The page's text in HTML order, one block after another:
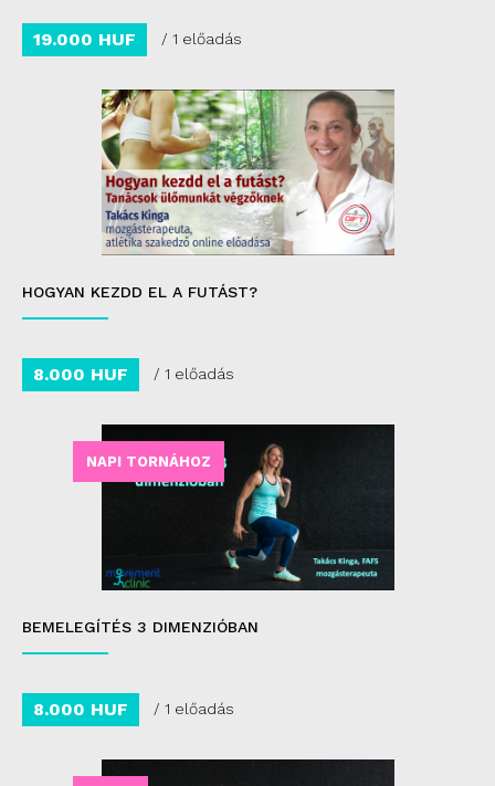
19.000 HUF / 1 előadás
HOGYAN KEZDD EL A FUTÁST?
8.000 HUF / 1 előadás
NAPI TORNÁHOZ
BEMELEGÍTÉS 3 DIMENZIÓBAN
8.000 HUF / 1 előadás